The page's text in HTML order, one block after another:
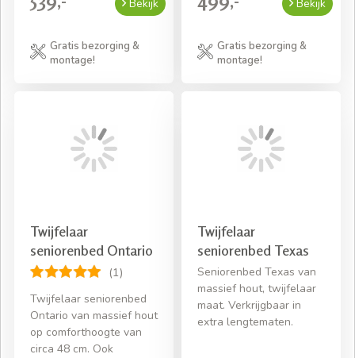
Bekijk
Gratis bezorging &
montage!
Bekijk
Gratis bezorging &
montage!
Twijfelaar
seniorenbed Ontario
(1)
Twijfelaar seniorenbed
Ontario van massief hout
op comforthoogte van
circa 48 cm. Ook
Twijfelaar
seniorenbed Texas
Seniorenbed Texas van
massief hout, twijfelaar
maat. Verkrijgbaar in
extra lengtematen.